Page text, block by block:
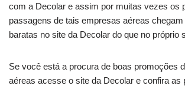
com a Decolar e assim por muitas vezes os
passagens de tais empresas aéreas
baratas no site da Decolar do que no próprio
Se você está a procura de boas promoções
aéreas acesse o site da Decolar e confira as